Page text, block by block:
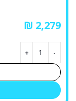
₪